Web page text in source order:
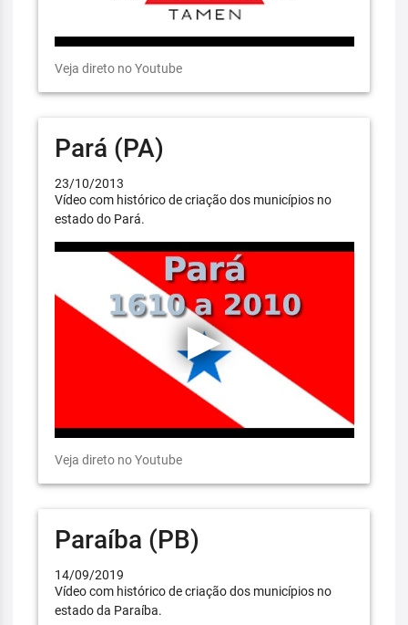
Veja direto no Youtube
Pará (PA)
23/10/2013
Vídeo com histórico de criação dos municípios no
estado do Pará.
Veja direto no Youtube
Paraíba (PB)
14/09/2019
Vídeo com histórico de criação dos municípios no
estado da Paraíba.